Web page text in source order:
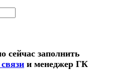
сейчас заполнить
и менеджер ГК